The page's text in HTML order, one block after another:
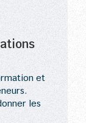
et
les